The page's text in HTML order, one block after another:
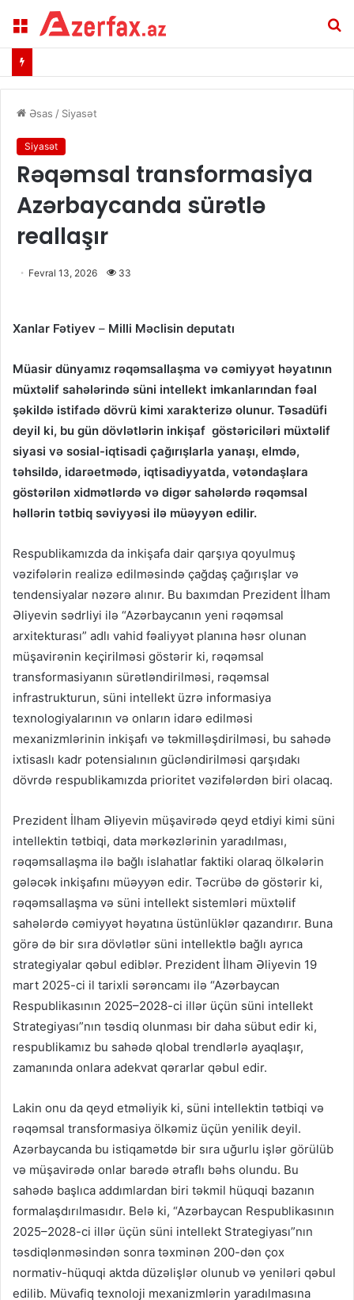
Menu
Əsas / Siyasət
Siyasət
Rəqəmsal transformasiya
Azərbaycanda sürətlə
reallaşır
Fevral 13, 2026 33
Xanlar Fətiyev – Milli Məclisin deputatı
Müasir dünyamız rəqəmsallaşma və cəmiyyət həyatının
müxtəlif sahələrində süni intellekt imkanlarından fəal
şəkildə istifadə dövrü kimi xarakterizə olunur. Təsadüfi
deyil ki, bu gün dövlətlərin inkişaf göstəriciləri müxtəlif
siyasi və sosial-iqtisadi çağırışlarla yanaşı, elmdə,
təhsildə, idarəetmədə, iqtisadiyyatda, vətəndaşlara
göstərilən xidmətlərdə və digər sahələrdə rəqəmsal
həllərin tətbiq səviyyəsi ilə müəyyən edilir.
Respublikamızda da inkişafa dair qarşıya qoyulmuş
vəzifələrin realizə edilməsində çağdaş çağırışlar və
tendensiyalar nəzərə alınır. Bu baxımdan Prezident İlham
Əliyevin sədrliyi ilə “Azərbaycanın yeni rəqəmsal
arxitekturası” adlı vahid fəaliyyət planına həsr olunan
müşavirənin keçirilməsi göstərir ki, rəqəmsal
transformasiyanın sürətləndirilməsi, rəqəmsal
infrastrukturun, süni intellekt üzrə informasiya
texnologiyalarının və onların idarə edilməsi
mexanizmlərinin inkişafı və təkmilləşdirilməsi, bu sahədə
ixtisaslı kadr potensialının gücləndirilməsi qarşıdakı
dövrdə respublikamızda prioritet vəzifələrdən biri olacaq.
Prezident İlham Əliyevin müşavirədə qeyd etdiyi kimi süni
intellektin tətbiqi, data mərkəzlərinin yaradılması,
rəqəmsallaşma ilə bağlı islahatlar faktiki olaraq ölkələrin
gələcək inkişafını müəyyən edir. Təcrübə də göstərir ki,
rəqəmsallaşma və süni intellekt sistemləri müxtəlif
sahələrdə cəmiyyət həyatına üstünlüklər qazandırır. Buna
görə də bir sıra dövlətlər süni intellektlə bağlı ayrıca
strategiyalar qəbul ediblər. Prezident İlham Əliyevin 19
mart 2025-ci il tarixli sərəncamı ilə “Azərbaycan
Respublikasının 2025–2028-ci illər üçün süni intellekt
Strategiyası”nın təsdiq olunması bir daha sübut edir ki,
respublikamız bu sahədə qlobal trendlərlə ayaqlaşır,
zamanında onlara adekvat qərarlar qəbul edir.
Lakin onu da qeyd etməliyik ki, süni intellektin tətbiqi və
rəqəmsal transformasiya ölkəmiz üçün yenilik deyil.
Azərbaycanda bu istiqamətdə bir sıra uğurlu işlər görülüb
və müşavirədə onlar barədə ətraflı bəhs olundu. Bu
sahədə başlıca addımlardan biri təkmil hüquqi bazanın
formalaşdırılmasıdır. Belə ki, “Azərbaycan Respublikasının
2025–2028-ci illər üçün süni intellekt Strategiyası”nın
təsdiqlənməsindən sonra təxminən 200-dən çox
normativ-hüquqi aktda düzəlişlər olunub və yeniləri qəbul
edilib. Müvafiq texnoloji mexanizmlərin yaradılmasına